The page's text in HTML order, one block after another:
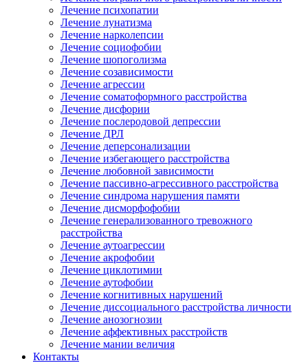
Лечение психопатии
Лечение лунатизма
Лечение нарколепсии
Лечение социофобии
Лечение шопоголизма
Лечение созависимости
Лечение агрессии
Лечение соматоформного расстройства
Лечение дисфории
Лечение послеродовой депрессии
Лечение ДРЛ
Лечение деперсонализации
Лечение избегающего расстройства
Лечение любовной зависимости
Лечение пассивно-агрессивного расстройства
Лечение синдрома нарушения памяти
Лечение дисморфофобии
Лечение генерализованного тревожного
расстройства
Лечение аутоагрессии
Лечение акрофобии
Лечение циклотимии
Лечение аутофобии
Лечение когнитивных нарушений
Лечение диссоциального расстройства личности
Лечение анозогнозии
Лечение аффективных расстройств
Лечение мании величия
Контакты